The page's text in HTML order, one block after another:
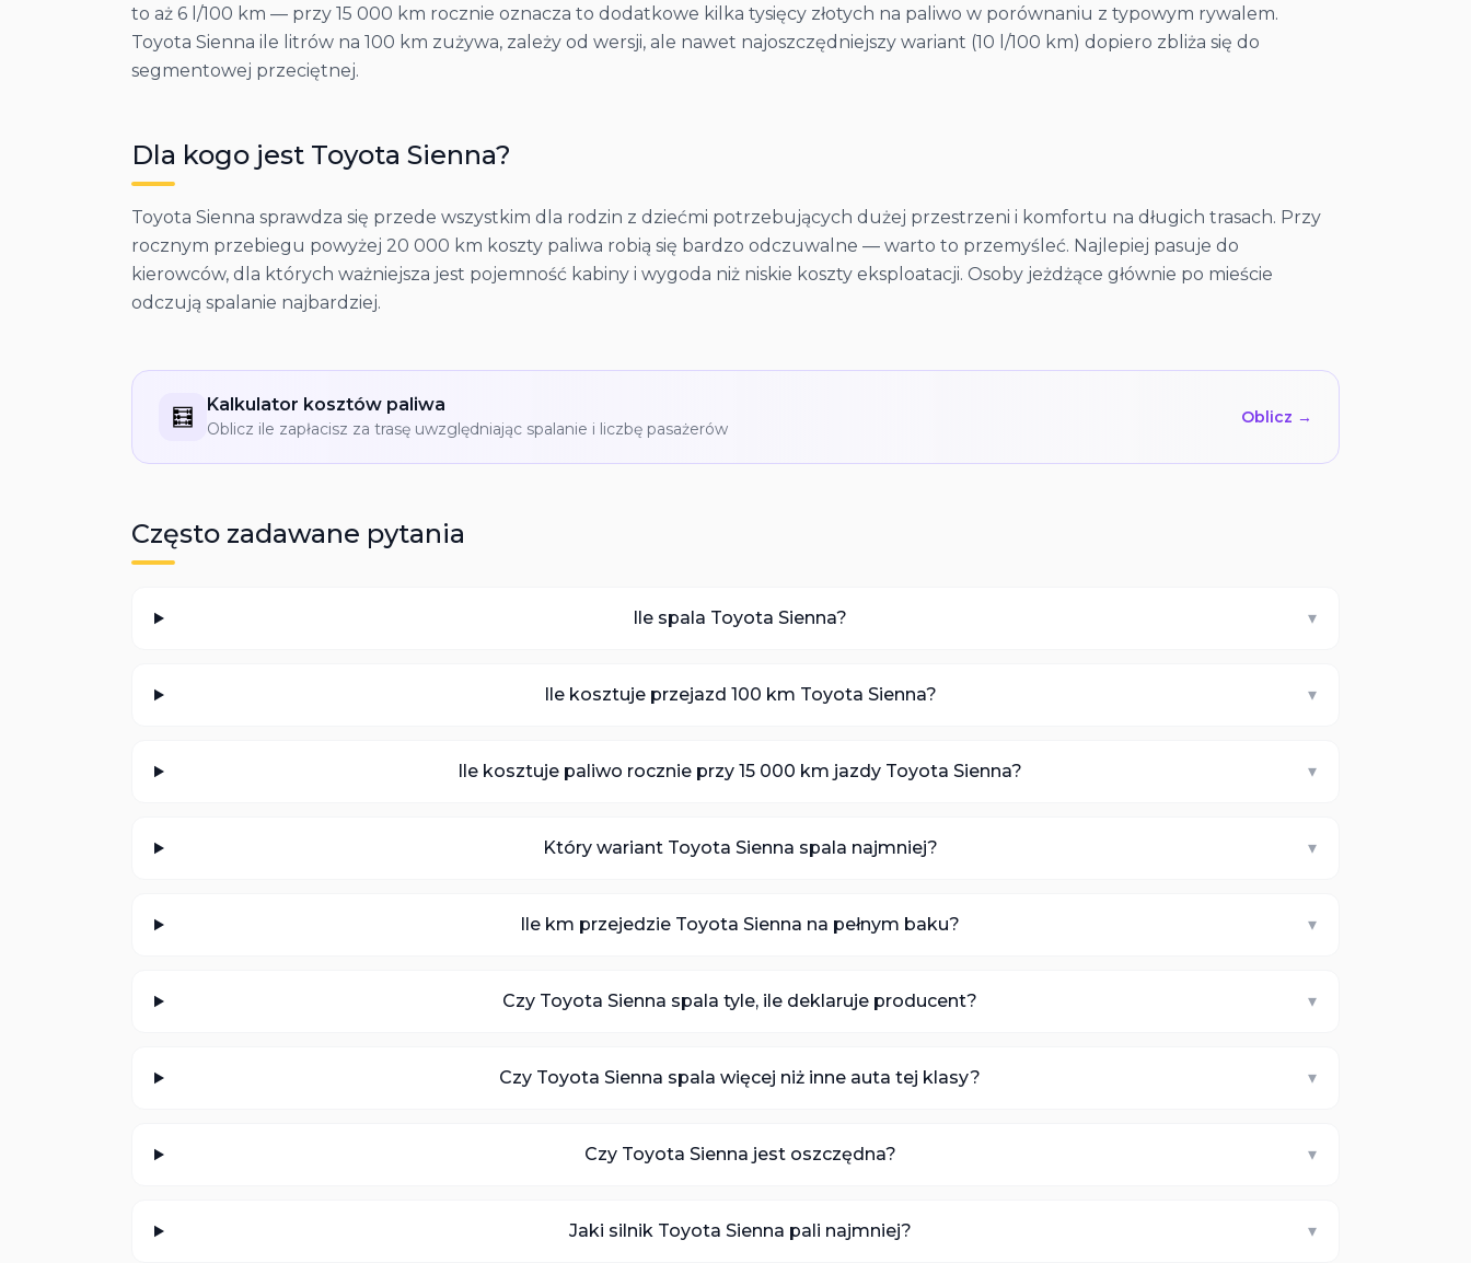
to aż 6 l/100 km — przy 15 000 km rocznie oznacza to dodatkowe kilka tysięcy złotych na paliwo w porównaniu z typowym rywalem.
Toyota Sienna ile litrów na 100 km zużywa, zależy od wersji, ale nawet najoszczędniejszy wariant (10 l/100 km) dopiero zbliża się do
segmentowej przeciętnej.
Dla kogo jest Toyota Sienna?
Toyota Sienna sprawdza się przede wszystkim dla rodzin z dziećmi potrzebujących dużej przestrzeni i komfortu na długich trasach. Przy
rocznym przebiegu powyżej 20 000 km koszty paliwa robią się bardzo odczuwalne — warto to przemyśleć. Najlepiej pasuje do
kierowców, dla których ważniejsza jest pojemność kabiny i wygoda niż niskie koszty eksploatacji. Osoby jeżdżące głównie po mieście
odczują spalanie najbardziej.
🧮 Kalkulator kosztów paliwa
Oblicz ile zapłacisz za trasę uwzględniając spalanie i liczbę pasażerów
Oblicz →
Często zadawane pytania
Ile spala Toyota Sienna? ▾
Ile kosztuje przejazd 100 km Toyota Sienna? ▾
Ile kosztuje paliwo rocznie przy 15 000 km jazdy Toyota Sienna? ▾
Który wariant Toyota Sienna spala najmniej? ▾
Ile km przejedzie Toyota Sienna na pełnym baku? ▾
Czy Toyota Sienna spala tyle, ile deklaruje producent? ▾
Czy Toyota Sienna spala więcej niż inne auta tej klasy? ▾
Czy Toyota Sienna jest oszczędna? ▾
Jaki silnik Toyota Sienna pali najmniej? ▾